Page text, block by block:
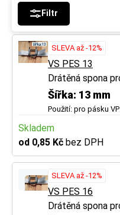
Filtr
SLEVA až -12%
VS PES 13
Drátěná spona
Šířka: 13 mm
Použití: pro pásku
Skladem
od 0,85 Kč bez DPH
SLEVA až -12%
VS PES 16
Drátěná spona